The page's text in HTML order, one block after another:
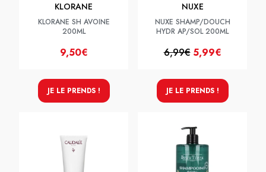
KLORANE
KLORANE SH AVOINE
200ML
9,50€
JE LE PRENDS !
NUXE
NUXE SHAMP/DOUCH
HYDR AP/SOL 200ML
6,99€ 5,99€
JE LE PRENDS !